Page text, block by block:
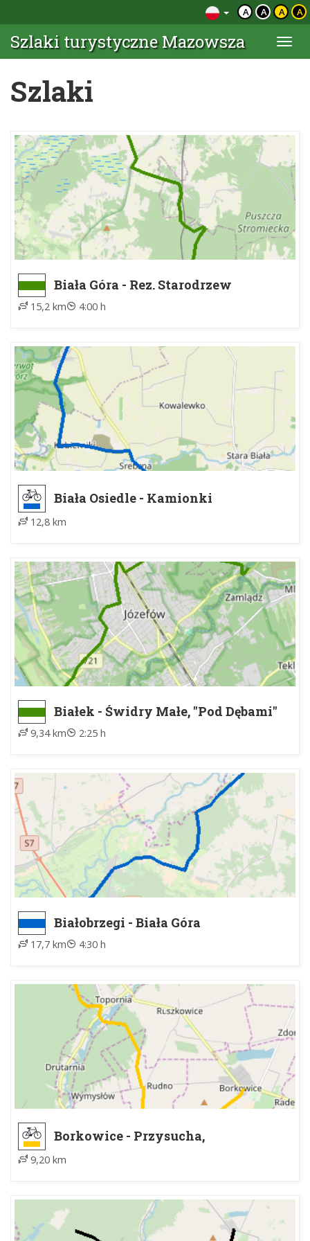
A A A A
Szlaki turystyczne Mazowsza
Szlaki
Biała Góra - Rez. Starodrzew
15,2 km 4:00 h
Biała Osiedle - Kamionki
12,8 km
Białek - Świdry Małe, "Pod Dębami"
9,34 km 2:25 h
Białobrzegi - Biała Góra
17,7 km 4:30 h
Borkowice - Przysucha,
9,20 km